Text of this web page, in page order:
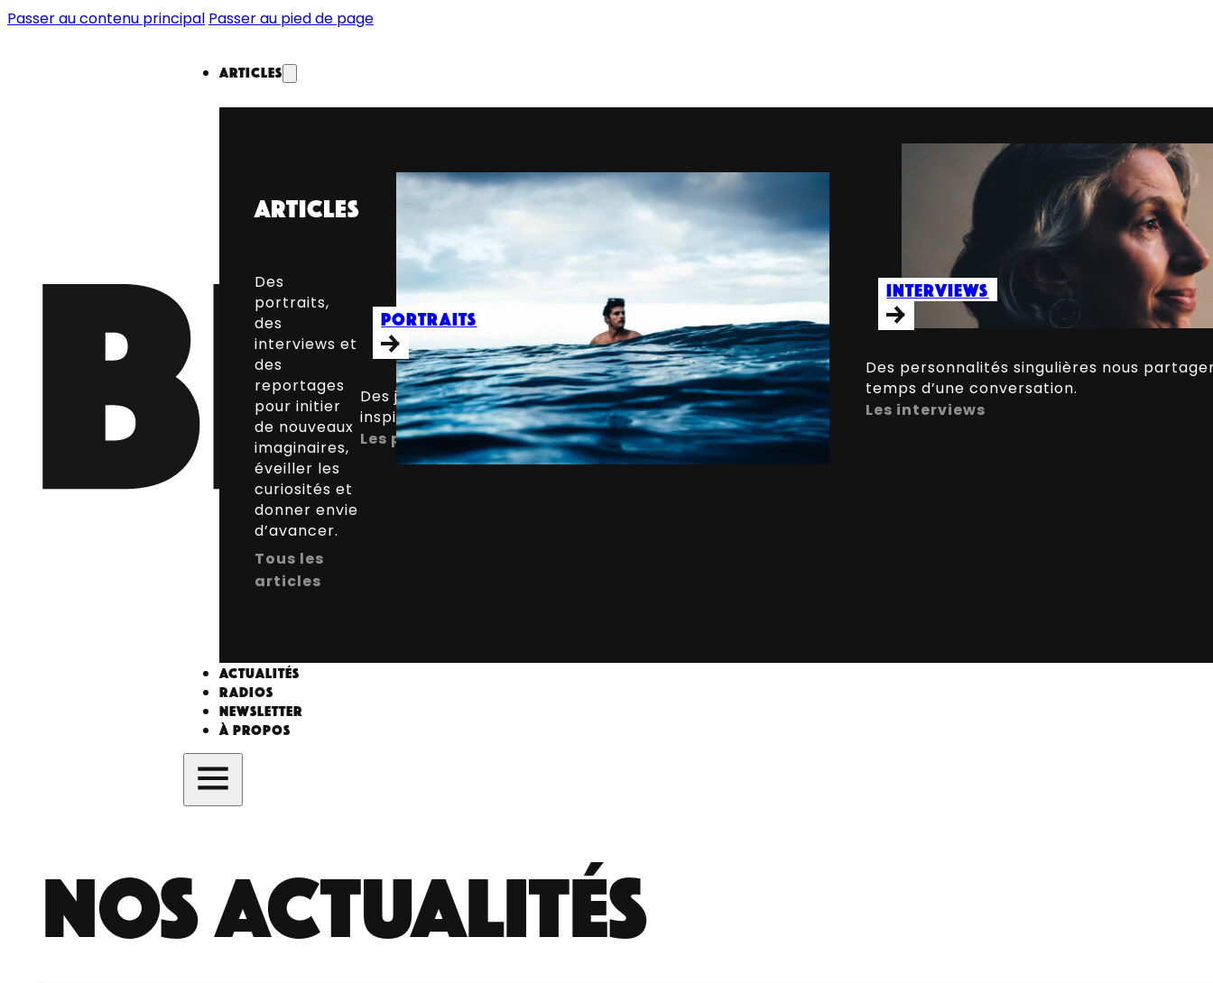
Passer au contenu principal Passer au pied de page
Articles
Articles
Des
portraits,
des
interviews et
des
reportages
pour initier
de nouveaux
imaginaires,
éveiller les
curiosités et
donner envie
d’avancer.
Tous les
articles
Portraits
Des jeunes têtes bien faites dont les initiatives nous ont
inspirés. Découvrez leurs visages et leur détermination.
Les portraits
Interviews
Des personnalités singulières nous
temps d’une conversation.
Les interviews
Actualités
Radios
Newsletter
À propos
NOS ACtUALItéS